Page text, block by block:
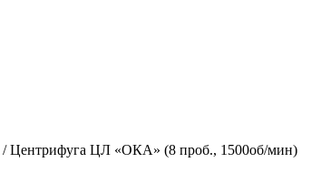
/ Центрифуга ЦЛ «ОКА» (8 проб., 1500об/мин)